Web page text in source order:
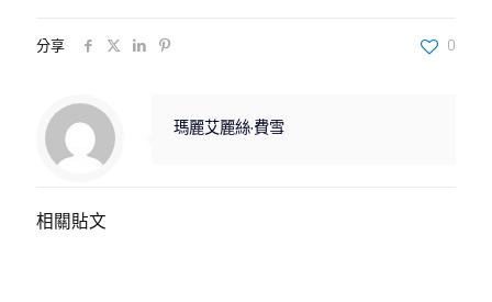
分享 0
瑪麗艾麗絲·費雪
相關貼文